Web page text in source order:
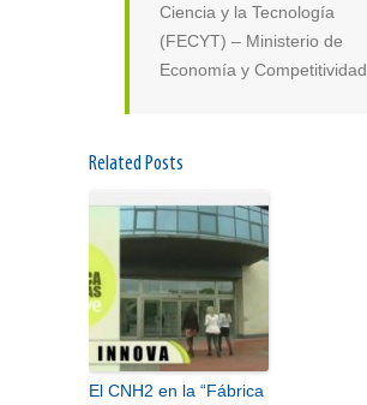
Ciencia y la Tecnología
(FECYT) – Ministerio de
Economía y Competitividad.
Related Posts
El CNH2 en la “Fábrica